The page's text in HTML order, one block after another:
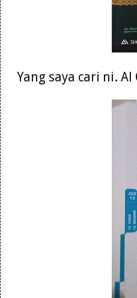
Yang saya cari ni. Al